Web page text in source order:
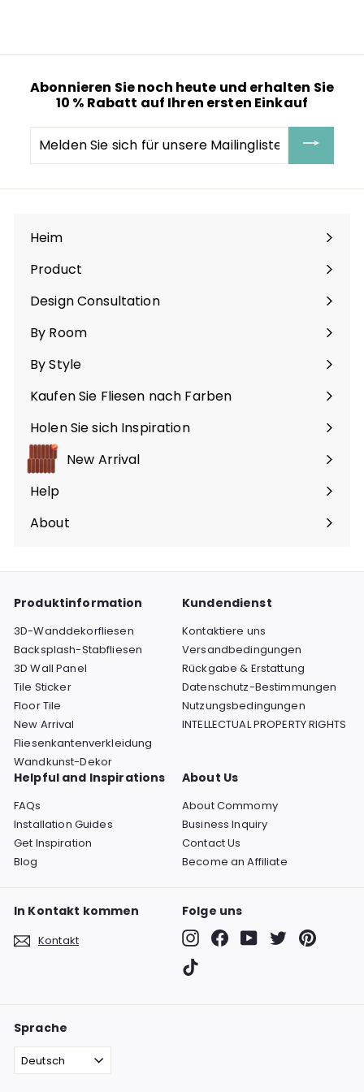
r
e
9
l
r
P
r
i
s
Abonnieren Sie noch heute und erhalten Sie
10 % Rabatt auf Ihren ersten Einkauf
Sie
sich
unsere
Heim
Product
Menü
maximieren
Design Consultation
By Room
Menü
maximieren
By Style
Menü
maximieren
Kaufen Sie Fliesen nach Farben
Menü
maximieren
Holen Sie sich Inspiration
Menü
maximierenNew Arrival
Help
Menü
maximieren
About
Menü
Produktinformation
3D-Wanddekorfliesen
Backsplash-Stabfliesen
3D Wall Panel
Tile Sticker
Floor Tile
New Arrival
Fliesenkantenverkleidung
Wandkunst-Dekor
Kundendienst
Kontaktiere uns
Versandbedingungen
Rückgabe & Erstattung
Datenschutz-Bestimmungen
Nutzungsbedingungen
INTELLECTUAL PROPERTY RIGHTS
Helpful and Inspirations
FAQs
Installation Guides
Get Inspiration
Blog
About Us
About Commomy
Business Inquiry
Contact Us
Become an Affiliate
In Kontakt kommen
Kontakt
Folge uns
InstagramFacebookYouTubeTwitter
Sprache
Deutsch